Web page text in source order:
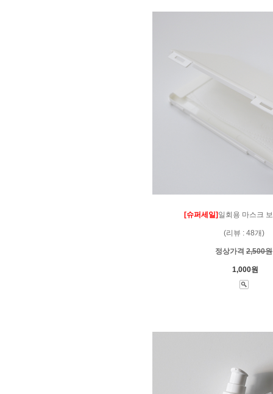
[슈퍼세일]일회용 마스크
(리뷰 : 48개)
정상가격 2,500원
1,000원